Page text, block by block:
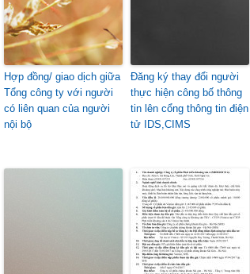
Hợp đồng/ giao dịch giữa
Tổng công ty với người
có liên quan của người
nội bộ
Đăng ký thay đổi người
thực hiện công bố thông
tin lên cổng thông tin điện
tử IDS,CIMS